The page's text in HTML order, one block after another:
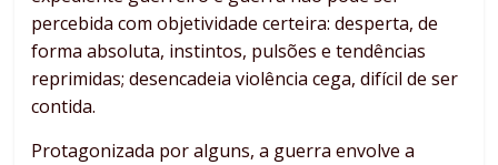
percebida com objetividade certeira: desperta, de
forma absoluta, instintos, pulsões e tendências
reprimidas; desencadeia violência cega, difícil de ser
contida.
Protagonizada por alguns, a guerra envolve a